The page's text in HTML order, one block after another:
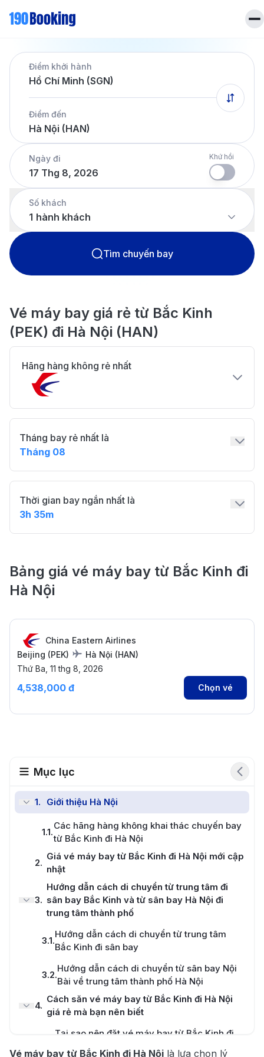
Trang chủ
Vé máy bay
Dịch vụ
Khách sạn
Tin tứcLiên hệ
Hotline
028 7303 6167
Tiếng Việt
Điểm khởi hành
Hồ Chí Minh (SGN)
Điểm đến
Hà Nội (HAN)
Ngày đi
17 Thg 8, 2026
Khứ hồi
Số khách
1 hành khách
Tìm chuyến bay
Vé máy bay giá rẻ từ Bắc Kinh
(PEK) đi Hà Nội (HAN)
Hãng hàng không rẻ nhất
Tháng bay rẻ nhất là
Tháng 08
Thời gian bay ngắn nhất là
3h 35m
Bảng giá vé máy bay từ Bắc Kinh đi
Hà Nội
China Eastern Airlines
Beijing (PEK) Hà Nội (HAN)
Thứ Ba, 11 thg 8, 2026
4,538,000 đ Chọn vé
Mục lục
1. Giới thiệu Hà Nội
1.1.
Các hãng hàng không khai thác chuyến bay
từ Bắc Kinh đi Hà Nội
2.
Giá vé máy bay từ Bắc Kinh đi Hà Nội mới cập
nhật
3.
Hướng dẫn cách di chuyển từ trung tâm đi
sân bay Bắc Kinh và từ sân bay Hà Nội đi
trung tâm thành phố
3.1.
Hướng dẫn cách di chuyển từ trung tâm
Bắc Kinh đi sân bay
3.2.
Hướng dẫn cách di chuyển từ sân bay Nội
Bài về trung tâm thành phố Hà Nội
4.
Cách săn vé máy bay từ Bắc Kinh đi Hà Nội
giá rẻ mà bạn nên biết
Tại sao nên đặt vé máy bay từ Bắc Kinh đi
Hà Nội tại 190 Booking
Vé máy bay từ Bắc Kinh đi Hà Nội là lựa chọn lý